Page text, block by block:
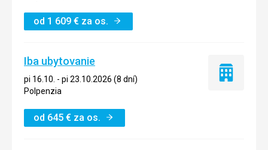
od 1 609 € za os.
Iba ubytovanie
pi 16.10. - pi 23.10.2026 (8 dní)
Polpenzia
od 645 € za os.
Iba